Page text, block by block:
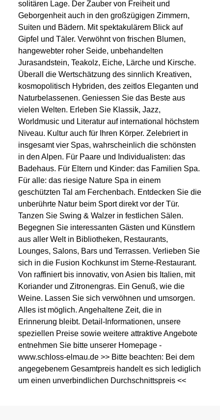
solitären Lage. Der Zauber von Freiheit und
Geborgenheit auch in den großzügigen Zimmern,
Suiten und Bädern. Mit spektakulärem Blick auf
Gipfel und Täler. Verwöhnt von frischen Blumen,
hangewebter roher Seide, unbehandelten
Jurasandstein, Teakolz, Eiche, Lärche und Kirsche.
Überall die Wertschätzung des sinnlich Kreativen,
kosmopolitisch Hybriden, des zeitlos Eleganten und
Naturbelassenen. Geniessen Sie das Beste aus
vielen Welten. Erleben Sie Klassik, Jazz,
Worldmusic und Literatur auf international höchstem
Niveau. Kultur auch für Ihren Körper. Zelebriert in
insgesamt vier Spas, wahrscheinlich die schönsten
in den Alpen. Für Paare und Individualisten: das
Badehaus. Für Eltern und Kinder: das Familien Spa.
Für alle: das riesige Nature Spa in einem
geschützten Tal am Ferchenbach. Entdecken Sie die
unberührte Natur beim Sport direkt vor der Tür.
Tanzen Sie Swing & Walzer in festlichen Sälen.
Begegnen Sie interessanten Gästen und Künstlern
aus aller Welt in Bibliotheken, Restaurants,
Lounges, Salons, Bars und Terrassen. Verlieben Sie
sich in die Fusion Kochkunst im Sterne-Restaurant.
Von raffiniert bis innovativ, von Asien bis Italien, mit
Koriander und Zitronengras. Ein Genuß, wie die
Weine. Lassen Sie sich verwöhnen und umsorgen.
Alles ist möglich. Angehaltene Zeit, die in
Erinnerung bleibt. Detail-Informationen, unsere
speziellen Preise sowie weitere attraktive Angebote
entnehmen Sie bitte unserer Homepage -
www.schloss-elmau.de >> Bitte beachten: Bei dem
angegebenem Gesamtpreis handelt es sich lediglich
um einen unverbindlichen Durchschnittspreis <<